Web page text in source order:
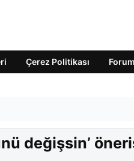
Çerez Politikası Forum
değişsin’